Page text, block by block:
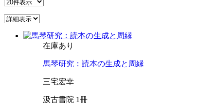
在庫あり
馬琴研究：読本の生成と周縁
三宅宏幸
汲古書院 1冊